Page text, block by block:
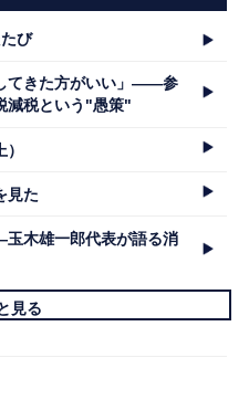
び
てきた方がいい」――参
減税という"愚策"
見た
木雄一郎代表が語る消
見る